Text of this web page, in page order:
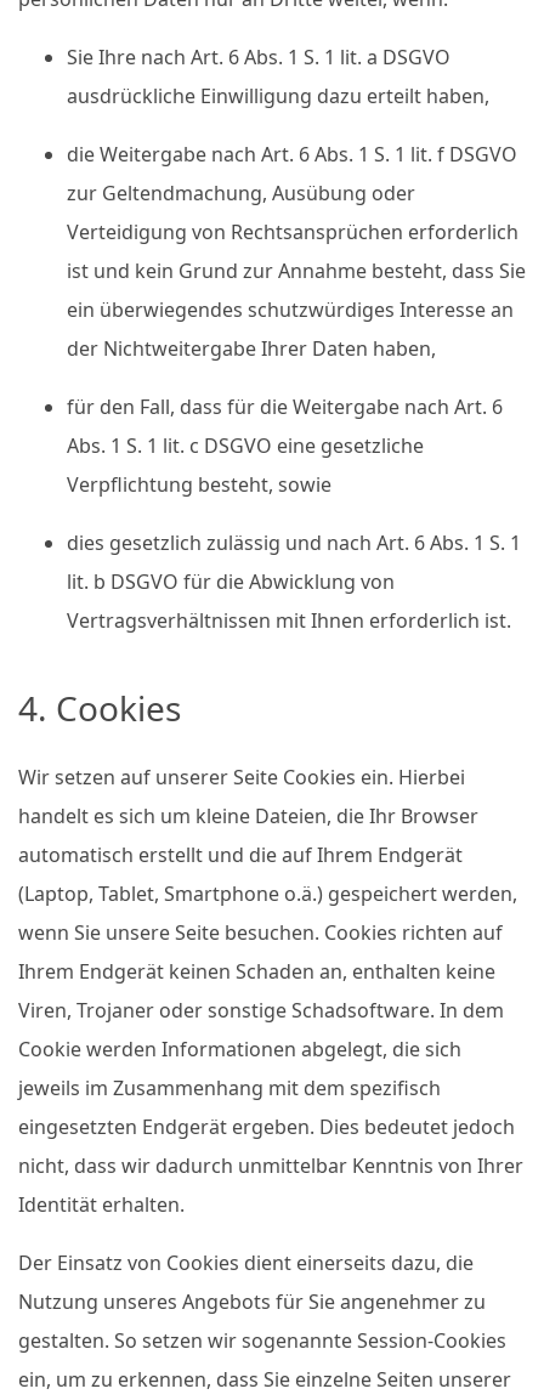
Sie Ihre nach Art. 6 Abs. 1 S. 1 lit. a DSGVO
ausdrückliche Einwilligung dazu erteilt haben,
die Weitergabe nach Art. 6 Abs. 1 S. 1 lit. f DSGVO
zur Geltendmachung, Ausübung oder
Verteidigung von Rechtsansprüchen erforderlich
ist und kein Grund zur Annahme besteht, dass Sie
ein überwiegendes schutzwürdiges Interesse an
der Nichtweitergabe Ihrer Daten haben,
für den Fall, dass für die Weitergabe nach Art. 6
Abs. 1 S. 1 lit. c DSGVO eine gesetzliche
Verpflichtung besteht, sowie
dies gesetzlich zulässig und nach Art. 6 Abs. 1 S. 1
lit. b DSGVO für die Abwicklung von
Vertragsverhältnissen mit Ihnen erforderlich ist.
4. Cookies
Wir setzen auf unserer Seite Cookies ein. Hierbei
handelt es sich um kleine Dateien, die Ihr Browser
automatisch erstellt und die auf Ihrem Endgerät
(Laptop, Tablet, Smartphone o.ä.) gespeichert werden,
wenn Sie unsere Seite besuchen. Cookies richten auf
Ihrem Endgerät keinen Schaden an, enthalten keine
Viren, Trojaner oder sonstige Schadsoftware. In dem
Cookie werden Informationen abgelegt, die sich
jeweils im Zusammenhang mit dem spezifisch
eingesetzten Endgerät ergeben. Dies bedeutet jedoch
nicht, dass wir dadurch unmittelbar Kenntnis von Ihrer
Identität erhalten.
Der Einsatz von Cookies dient einerseits dazu, die
Nutzung unseres Angebots für Sie angenehmer zu
gestalten. So setzen wir sogenannte Session-Cookies
ein, um zu erkennen, dass Sie einzelne Seiten unserer